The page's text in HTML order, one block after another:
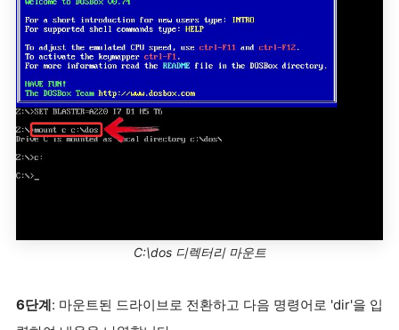
C:\dos 디렉터리 마운트
6단계: 마운트된 드라이브로 전환하고 다음 명령어로 'dir'을 입